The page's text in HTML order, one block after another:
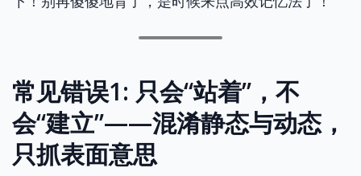
常见错误1: 只会“站着”，不
会“建立”——混淆静态与动态，
只抓表面意思